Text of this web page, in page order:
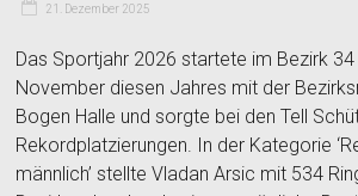
21. Dezember 2025
Das Sportjahr 2026 startete im Bezirk
November diesen Jahres mit der
Bogen Halle und sorgte bei den Tell
Rekordplatzierungen. In der Kategorie
männlich’ stellte Vladan Arsic mit 534